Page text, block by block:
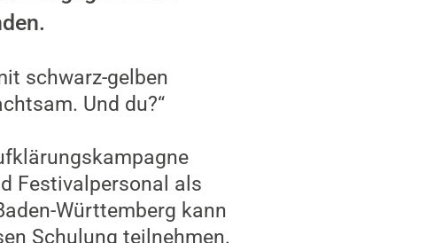
schwarz-gelben
Und du?“
Festivalpersonal als
Württemberg kann
Schulung teilnehmen.